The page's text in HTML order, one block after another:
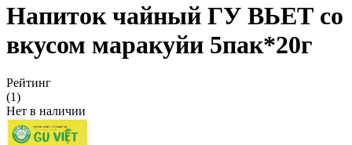
Напиток чайный ГУ ВЬЕТ со
вкусом маракуйи 5пак*20г
Рейтинг
(1)
Нет в наличии